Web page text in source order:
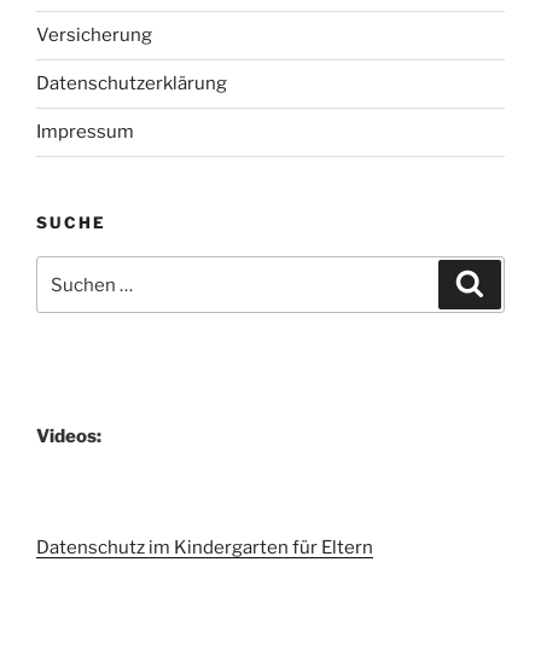
Versicherung
Datenschutzerklärung
Impressum
SUCHE
nach:
Videos:
Datenschutz im Kindergarten für Eltern